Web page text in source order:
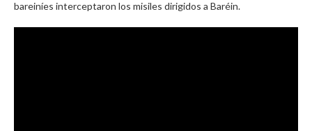
bareiníes interceptaron los misiles dirigidos a Baréin.